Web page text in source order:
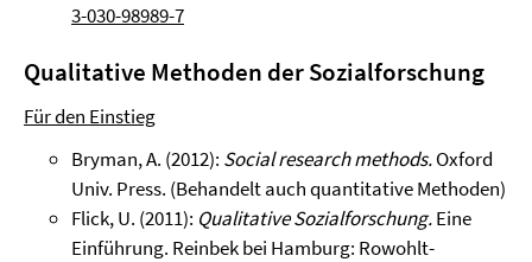
3-030-98989-7
Qualitative Methoden der Sozialforschung
Für den Einstieg
Bryman, A. (2012): Social research methods.Oxford
Univ. Press. (Behandelt auch quantitative Methoden)
Flick, U. (2011): Qualitative Sozialforschung.Eine
Einführung. Reinbek bei Hamburg: Rowohlt-